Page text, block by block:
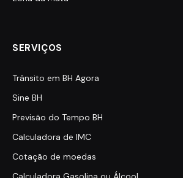
SERVIÇOS
Trânsito em BH Agora
Sine BH
Previsão do Tempo BH
Calculadora de IMC
Cotação de moedas